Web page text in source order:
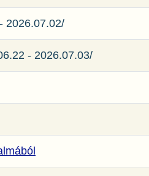
2026.07.02/
- 2026.07.03/